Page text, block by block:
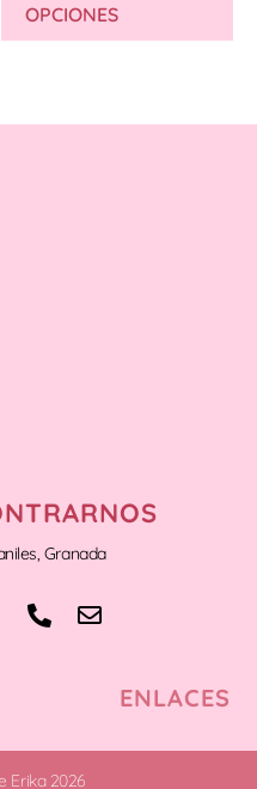
OPCIONES
Granada
ENLACES
Erika 2026